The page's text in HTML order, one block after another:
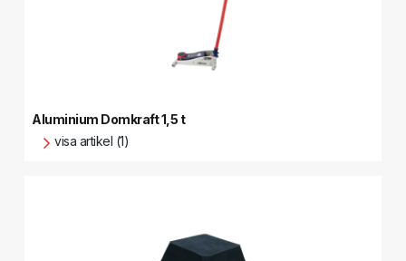
Aluminium Domkraft 1,5 t
visa artikel (1)